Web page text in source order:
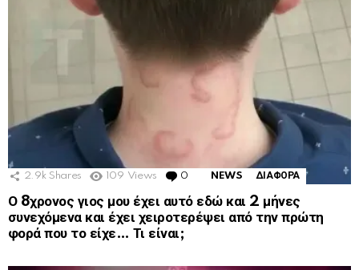
2.9k Shares 109 Views 0 Comments
NEWS ΔΙΑΦΟΡΑ
Ο 8χρονος γιος μου έχει αυτό εδώ και 2 μήνες
συνεχόμενα και έχει χειροτερέψει από την πρώτη
φορά που το είχε… Τι είναι;